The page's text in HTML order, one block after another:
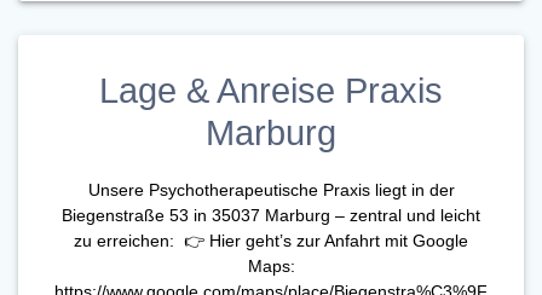
Lage & Anreise Praxis
Marburg
Unsere Psychotherapeutische Praxis liegt in der
Biegenstraße 53 in 35037 Marburg – zentral und leicht
zu erreichen: 👉 Hier geht’s zur Anfahrt mit Google
Maps: